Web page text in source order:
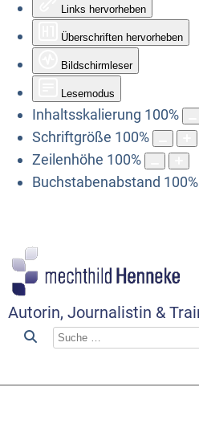
Links hervorheben
Überschriften hervorheben
Bildschirmleser
Lesemodus
Inhaltsskalierung 100%
Schriftgröße 100%
Zeilenhöhe 100%
Buchstabenabstand 100%
Autorin, Journalistin &